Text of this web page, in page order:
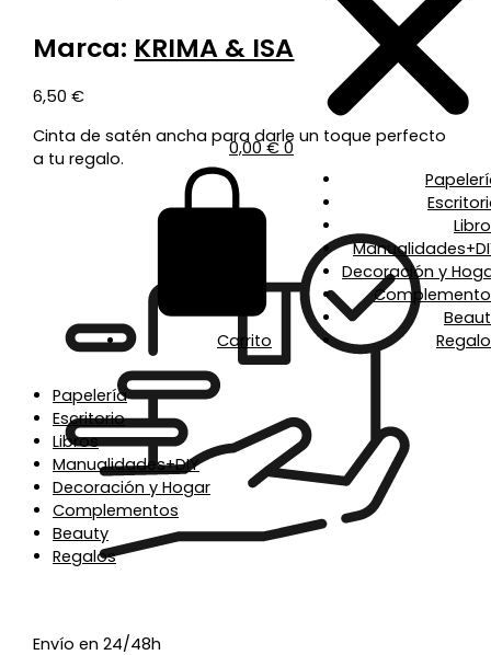
0,00€ 0
Carrito
Decoración y
Papelería
Escritorio
Libros
Manualidades+DIY
Decoración y Hogar
Complementos
Beauty
Regalos
Marca: KRIMA & ISA
6,50€
Cinta de satén ancha para darle un toque perfecto
a tu regalo.
Envío en 24/48h